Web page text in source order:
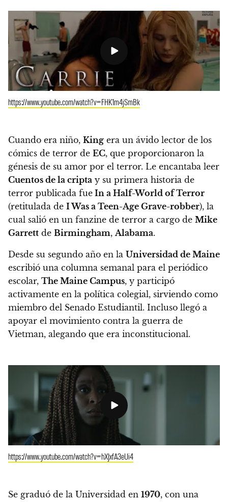
https://www.youtube.com/watch?v=FHK1m4jSmBk
Cuando era niño, King era un ávido lector de los
cómics de terror de EC, que proporcionaron la
génesis de su amor por el terror. Le encantaba leer
Cuentos de la cripta y su primera historia de
terror publicada fue In a Half-World of Terror
(retitulada de I Was a Teen-Age Grave-robber), la
cual salió en un fanzine de terror a cargo de Mike
Garrett de Birmingham,Alabama.
Desde su segundo año en la Universidad de Maine
escribió una columna semanal para el periódico
escolar, The Maine Campus, y participó
activamente en la política colegial, sirviendo como
miembro del Senado Estudiantil. Incluso llegó a
apoyar el movimiento contra la guerra de
Vietman, alegando que era inconstitucional.
https://www.youtube.com/watch?v=hXJxfA3eUi4
Se graduó de la Universidad en 1970, con una